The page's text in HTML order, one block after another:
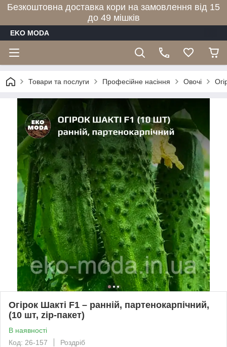
Безкоштовна доставка кори на замовлення від 15
до 49 мішків
EKO MODA
Товари та послуги Професійне насіння Овочі
Огірок Шакті F1 – ранній, партенокарпічний,
(10 шт, zip-пакет)
В наявності
Код: 26-157
Роздріб